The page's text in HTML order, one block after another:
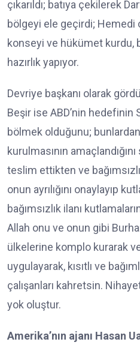
çıkarıldı; batıya çekilerek
bölgeyi ele geçirdi; Hemedi
konseyi ve hükümet kurdu,
hazırlık yapıyor.
Devriye başkanı olarak
Beşir ise ABD’nin hedefinin
bölmek olduğunu;
kurulmasının
teslim ettikten ve
onun ayrılığını onaylayıp
bağımsızlık ilanı
Allah onu ve onun gibi
ülkelerine komplo kurarak ve
uygulayarak, kısıtlı ve
çalışanları kahretsin.
yok oluştur.
Amerika’nın ajanı Hasan